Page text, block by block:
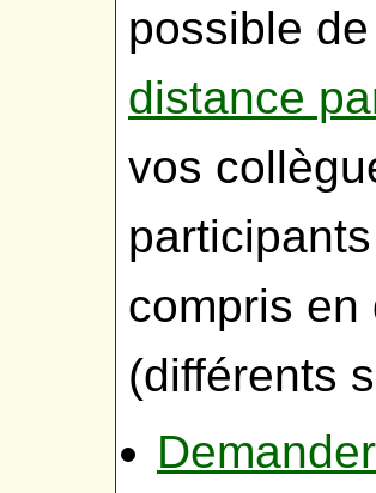
possible
distance
vos
compris en
(différents